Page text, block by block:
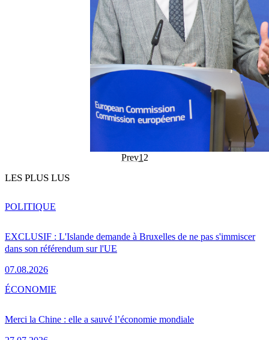
Prev1 2
LES PLUS LUS
EXCLUSIF : L'Islande demande à Bruxelles de ne pas s'immiscer
dans son référendum sur l'UE
07.08.2026
POLITIQUE
Merci la Chine : elle a sauvé l’économie mondiale
ÉCONOMIE